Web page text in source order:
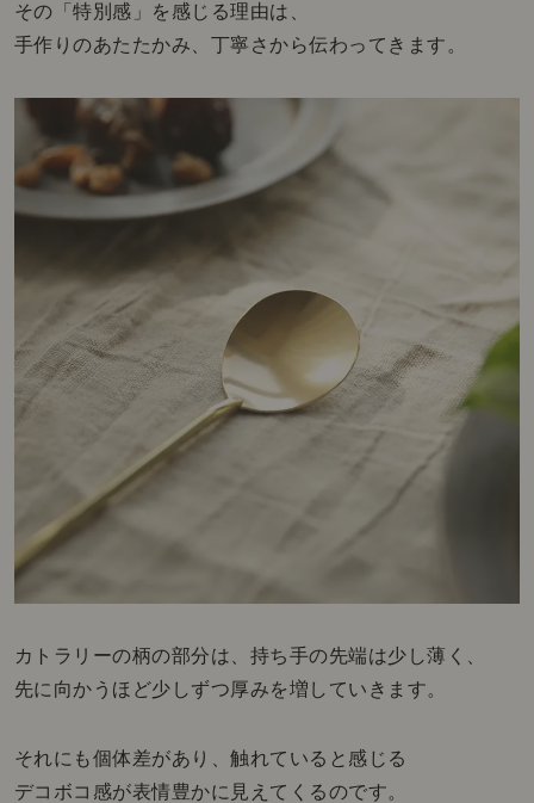
その「特別感」を感じる理由は、
手作りのあたたかみ、丁寧さから伝わってきます。
カトラリーの柄の部分は、持ち手の先端は少し薄く、
先に向かうほど少しずつ厚みを増していきます。
それにも個体差があり、触れていると感じる
デコボコ感が表情豊かに見えてくるのです。